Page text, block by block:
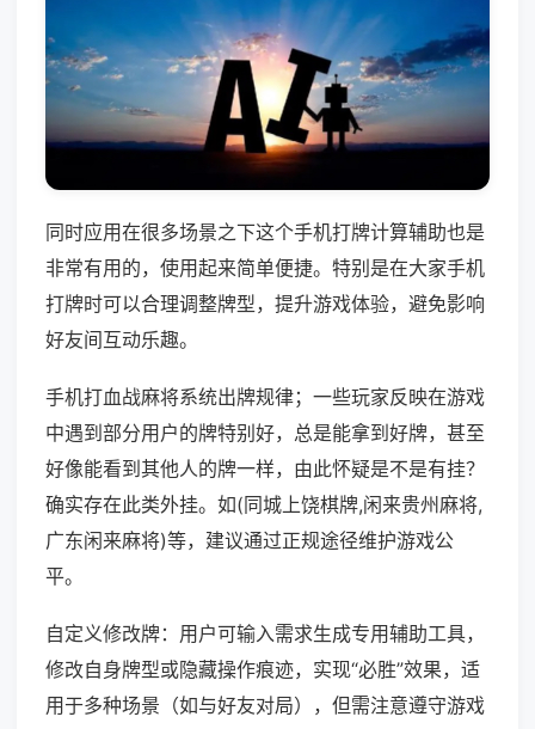
同时应用在很多场景之下这个手机打牌计算辅助也是
非常有用的，使用起来简单便捷。特别是在大家手机
打牌时可以合理调整牌型，提升游戏体验，避免影响
好友间互动乐趣。
手机打血战麻将系统出牌规律；一些玩家反映在游戏
中遇到部分用户的牌特别好，总是能拿到好牌，甚至
好像能看到其他人的牌一样，由此怀疑是不是有挂？
确实存在此类外挂。如(同城上饶棋牌,闲来贵州麻将,
广东闲来麻将)等，建议通过正规途径维护游戏公
平。
自定义修改牌：用户可输入需求生成专用辅助工具，
修改自身牌型或隐藏操作痕迹，实现“必胜”效果，适
用于多种场景（如与好友对局），但需注意遵守游戏